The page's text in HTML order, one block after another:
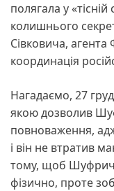
полягала у
колишнього
Сівковича,
координація
Нагадаємо, 27
якою дозволив
повноваження,
і він не втратив
тому, щоб Шуфрич
фізично, проте